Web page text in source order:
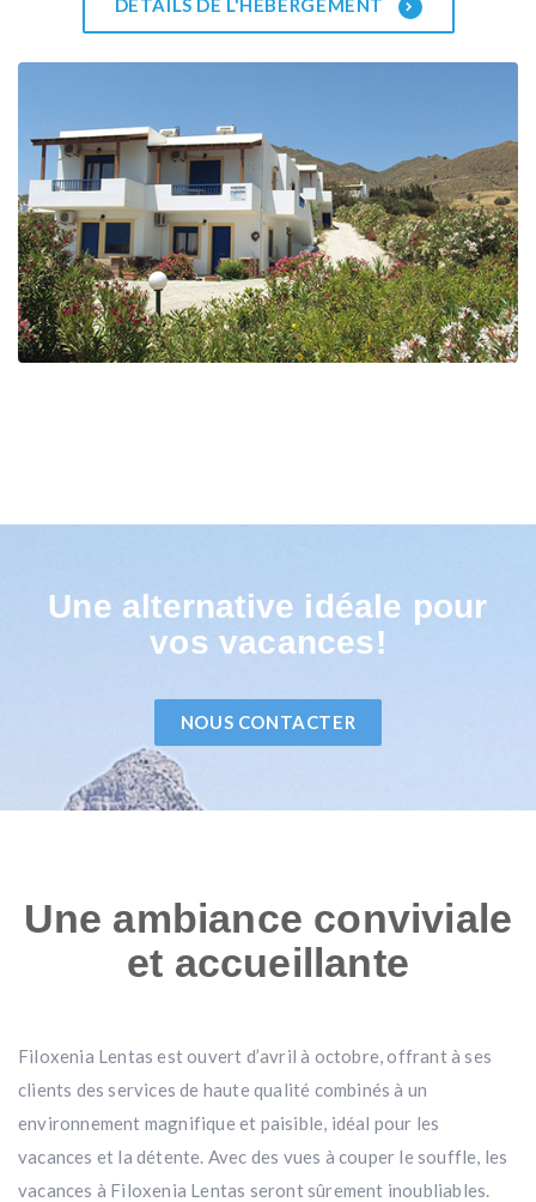
DÉTAILS DE L'HÉBERGEMENT
Une alternative idéale pour
vos vacances!
NOUS CONTACTER
Une ambiance conviviale
et accueillante
Filoxenia Lentas est ouvert d’avril à octobre, offrant à ses
clients des services de haute qualité combinés à un
environnement magnifique et paisible, idéal pour les
vacances et la détente. Avec des vues à couper le souffle, les
vacances à Filoxenia Lentas seront sûrement inoubliables.